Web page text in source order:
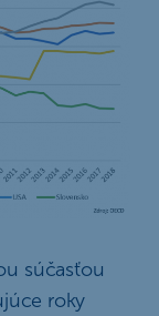
súčasťou
roky